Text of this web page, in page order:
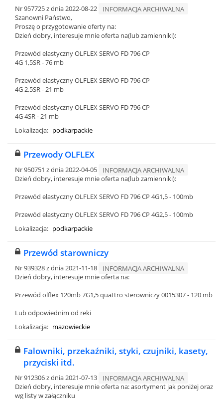
Nr 957725 z dnia 2022-08-22
INFORMACJA ARCHIWALNA
Szanowni Państwo,
Proszę o przygotowanie oferty na:
Dzień dobry, interesuje mnie oferta na(lub zamienniki):
Przewód elastyczny OLFLEX SERVO FD 796 CP
4G 1,5SR - 76 mb
Przewód elastyczny OLFLEX SERVO FD 796 CP
4G 2,5SR - 21 mb
Przewód elastyczny OLFLEX SERVO FD 796 CP
4G 4SR - 21 mb
Lokalizacja: podkarpackie
Przewody OLFLEX
Nr 950751 z dnia 2022-04-05
INFORMACJA ARCHIWALNA
Dzień dobry, interesuje mnie oferta na(lub zamienniki):
Przewód elastyczny OLFLEX SERVO FD 796 CP 4G1,5 - 100mb
Przewód elastyczny OLFLEX SERVO FD 796 CP 4G2,5 - 100mb
Lokalizacja: podkarpackie
Przewód starowniczy
Nr 939328 z dnia 2021-11-18
INFORMACJA ARCHIWALNA
Dzień dobry, interesuje mnie oferta na:
Przewód olflex 120mb 7G1,5 quattro sterowniczy 0015307 - 120 mb
Lub odpowiednim od reki
Lokalizacja: mazowieckie
Falowniki, przekaźniki, styki, czujniki, kasety,
przyciski itd.
Nr 912306 z dnia 2021-07-13
INFORMACJA ARCHIWALNA
Dzień dobry, interesuje mnie oferta na: asortyment jak poniżej oraz
wg listy w załączniku